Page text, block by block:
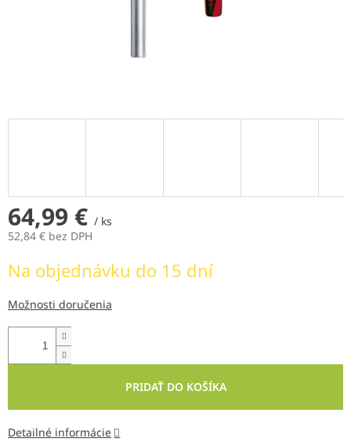
64,99 € / ks
52,84 € bez DPH
cena:
Na objednávku do 15 dní
Možnosti doručenia
PRIDAŤ DO KOŠÍKA
Detailné informácie